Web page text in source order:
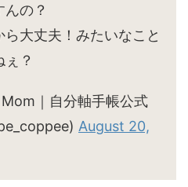
の？
大丈夫！みたいなこと
？
｜自分軸手帳公式
August 20,